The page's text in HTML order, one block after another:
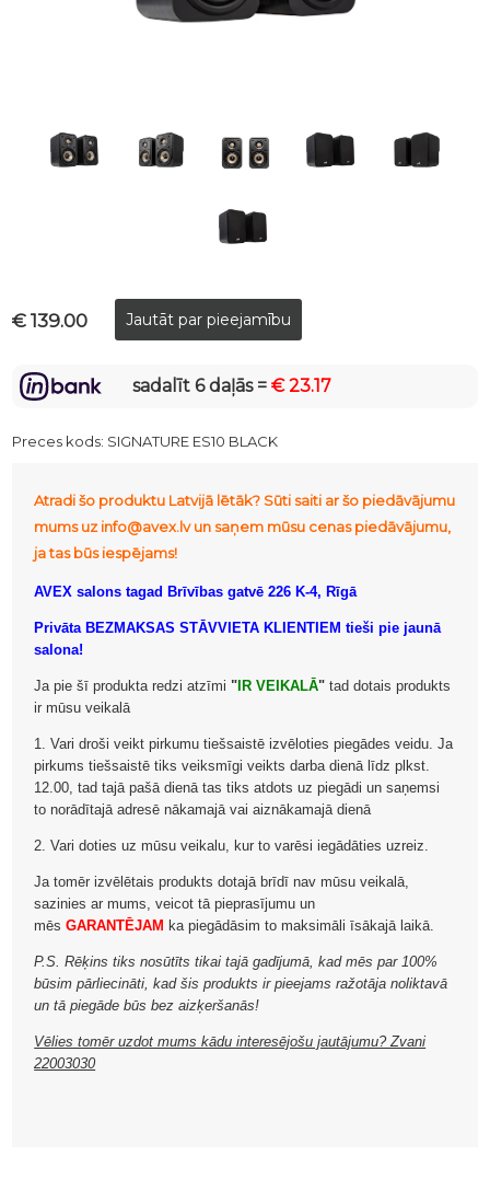
€ 139.00
sadalīt 6 daļās =€ 23.17
Preces kods: SIGNATURE ES10 BLACK
Atradi šo produktu Latvijā lētāk? Sūti saiti ar šo piedāvājumu
mums uz info@avex.lv un saņem mūsu cenas piedāvājumu,
ja tas būs iespējams!
AVEX salons tagad Brīvības gatvē 226 K-4, Rīgā
Privāta BEZMAKSAS STĀVVIETA KLIENTIEM tieši pie jaunā
salona!
Ja pie šī produkta redzi atzīmi " IR VEIKALĀ" tad dotais produkts
ir mūsu veikalā
1. Vari droši veikt pirkumu tiešsaistē izvēloties piegādes veidu. Ja
pirkums tiešsaistē tiks veiksmīgi veikts darba dienā līdz plkst.
12.00, tad tajā pašā dienā tas tiks atdots uz piegādi un saņemsi
to norādītajā adresē nākamajā vai aiznākamajā dienā
2. Vari doties uz mūsu veikalu, kur to varēsi iegādāties uzreiz.
Ja tomēr izvēlētais produkts dotajā brīdī nav mūsu veikalā,
sazinies ar mums, veicot tā pieprasījumu un
mēsGARANTĒJAM ka piegādāsim to maksimāli īsākajā laikā.
P.S. Rēķins tiks nosūtīts tikai tajā gadījumā, kad mēs par 100%
būsim pārliecināti, kad šis produkts ir pieejams ražotāja noliktavā
un tā piegāde būs bez aizķeršanās!
Vēlies tomēr uzdot mums kādu interesējošu jautājumu? Zvani
22003030